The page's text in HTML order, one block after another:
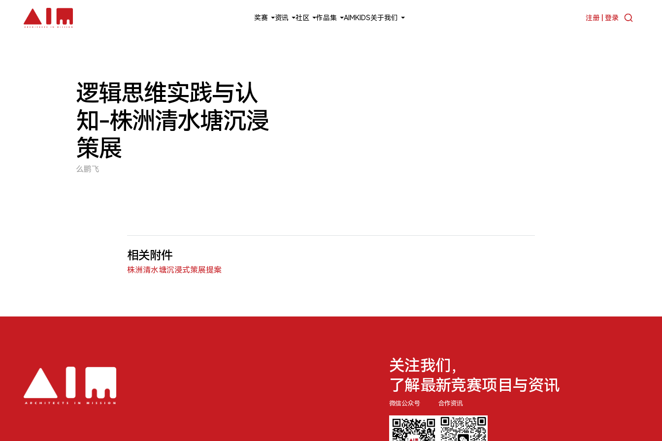
跳到主要内容
奖赛 资讯 社区 作品集 AIMKIDS关于我们 注册 | 登录
逻辑思维实践与认
知-株洲清水塘沉浸
策展
么鹏飞
相关附件
株洲清水塘沉浸式策展提案
关注我们，
了解最新竞赛项目与资讯
微信公众号 合作资讯